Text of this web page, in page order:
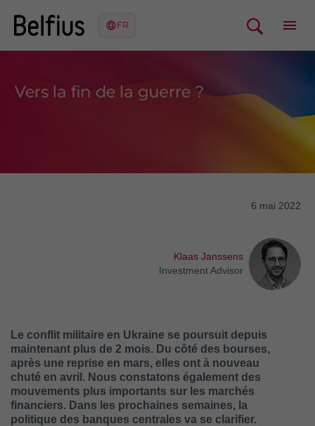
6 mai 2022
Klaas Janssens
Investment Advisor
Le conflit militaire en Ukraine se poursuit depuis
maintenant plus de 2 mois. Du côté des bourses,
après une reprise en mars, elles ont à nouveau
chuté en avril. Nous constatons également des
mouvements plus importants sur les marchés
financiers. Dans les prochaines semaines, la
politique des banques centrales va se clarifier.